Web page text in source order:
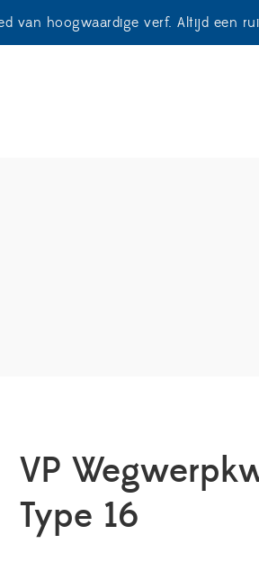
van hoogwaardige verf. Altijd een
VP
Type 16